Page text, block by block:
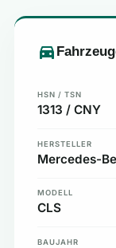
HSN / TSN
1313 / CNY
HERSTELLER
Mercedes-
MODELL
CLS
BAUJAHR